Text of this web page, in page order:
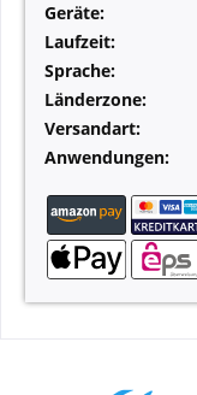
Geräte:
Laufzeit:
Sprache:
Länderzone:
Versandart:
Anwendungen: